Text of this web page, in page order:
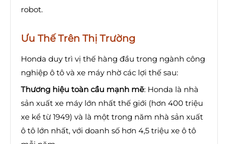
robot.
Ưu Thế Trên Thị Trường
Honda duy trì vị thế hàng đầu trong ngành công
nghiệp ô tô và xe máy nhờ các lợi thế sau:
Thương hiệu toàn cầu mạnh mẽ: Honda là nhà
sản xuất xe máy lớn nhất thế giới (hơn 400 triệu
xe kể từ 1949) và là một trong năm nhà sản xuất
ô tô lớn nhất, với doanh số hơn 4,5 triệu xe ô tô